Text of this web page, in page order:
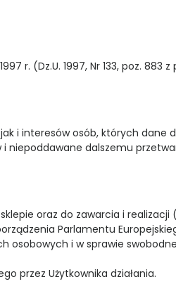
(Dz.U. 1997, Nr 133, poz. 883
i interesów osób, których dane
niepoddawane dalszemu
oraz do zawarcia i realizacji
Parlamentu
osobowych i w sprawie
przez Użytkownika działania.